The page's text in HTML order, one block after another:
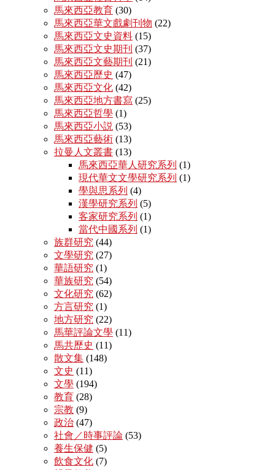
馬來西亞教育 (30)
馬來西亞華文戲劇刊物 (22)
馬來西亞文史資料 (15)
馬來西亞文史期刊 (37)
馬來西亞文藝期刊 (21)
馬來西亞歷史 (47)
馬來西亞文化 (42)
馬來西亞地方書寫 (25)
馬來西亞哲學 (1)
馬來西亞小説 (53)
馬來西亞藝術 (13)
拉曼人文叢書 (13)
馬來西亞華人研究系列 (1)
現代華文文學研究系列 (1)
學與思系列 (4)
漢學研究系列 (5)
客家研究系列 (1)
當代中國系列 (1)
族群研究 (44)
文學研究 (27)
華語研究 (1)
華族研究 (54)
文化研究 (62)
方言研究 (1)
地方研究 (22)
馬華評論文學 (11)
馬共歷史 (11)
散文集 (148)
文史 (11)
文學 (194)
教育 (28)
宗教 (9)
政治 (47)
社會／時事評論 (53)
養生保健 (5)
飲食文化 (7)